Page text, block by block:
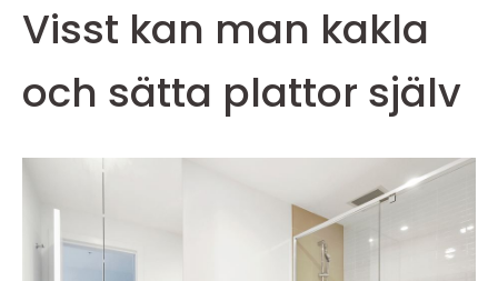
Visst kan man kakla
och sätta plattor själv